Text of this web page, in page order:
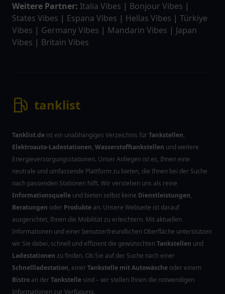
Weitere Partner: Italia Vibes | Bonjour Vibes |
States Vibes | Espana Vibes | Hellas Vibes | Türkiye
Vibes | Germany Vibes | Mandarin Vibes | Japan
Vibes | Britain Vibes
tanklist
Tanklist.de ist ein unabhängiges Verzeichnis fürTankstellen,
Elektroauto-Ladestationen, Wasserstofftankstellen und weitere
Energieversorgungsstationen. Unser Anliegen ist es, Ihnen eine
neutrale und umfassende Plattform zu bieten, die Ihnen bei der Suche
nach passenden Stationen hilft. Wir verstehen uns als reine
Informationsquelle und bieten selbst keine Dienstleistungen,
Beratungen oder Produkte an. Unsere Webseite ist darauf
ausgerichtet, Ihnen die Mobilität zu erleichtern. Mit aktuellen
Informationen und einer benutzerfreundlichen Oberfläche unterstützen
wir Sie dabei, schnell und effizient die gewünschtenTankstellen und
Ladestationen zu finden. Ob Sie auf der Suche nach einer
Schnellladestation, einerTankstelle mit Autowäsche oder einem
Bistro an derTankstelle sind – wir stellen Ihnen die notwendigen
Informationen zur Verfügung.